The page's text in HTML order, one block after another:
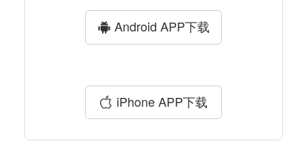
Android APP下载
iPhone APP下载